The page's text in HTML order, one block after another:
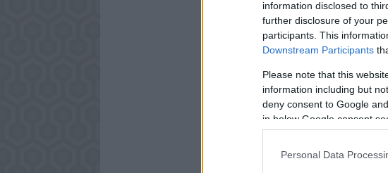
information disclosed to
further disclosure of your
participants. This
Downstream Participants
Please note that this
information including but
deny consent to Google
in below Google consent
Personal Data